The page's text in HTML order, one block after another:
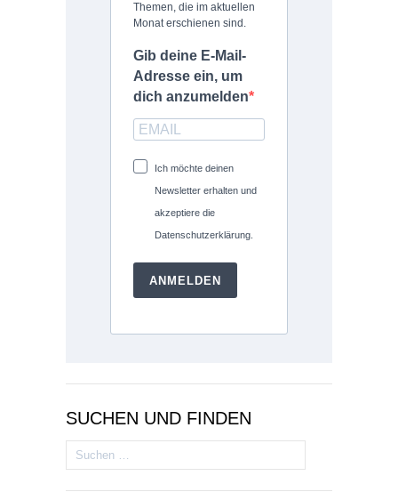
Themen, die im aktuellen
Monat erschienen sind.
Gib deine E-Mail-
Adresse ein, um
dich anzumelden
Ich möchte deinen
Newsletter erhalten und
akzeptiere die
Datenschutzerklärung.
ANMELDEN
SUCHEN UND FINDEN
Suchen
nach: